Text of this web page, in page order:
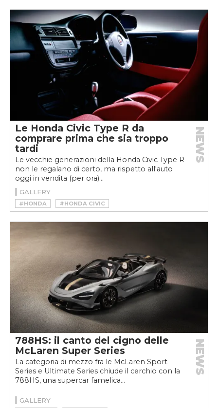
Le Honda Civic Type R da
comprare prima che sia troppo
tardi
Le vecchie generazioni della Honda Civic Type R
non le regalano di certo, ma rispetto all'auto
oggi in vendita (per ora)...
NEWS
GALLERY
#HONDA
#HONDA CIVIC
#HONDA CIVIC TYPE R
788HS: il canto del cigno delle
McLaren Super Series
La categoria di mezzo fra le McLaren Sport
Series e Ultimate Series chiude il cerchio con la
788HS, una supercar famelica...
NEWS
GALLERY